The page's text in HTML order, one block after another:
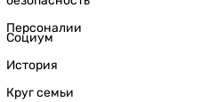
Персоналии
Социум
История
Круг семьи